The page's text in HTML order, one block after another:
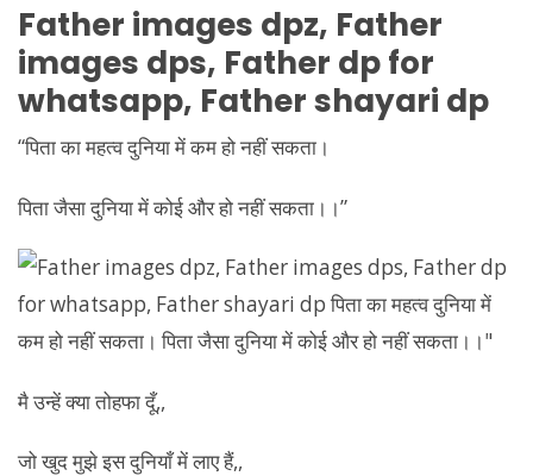
Father images dpz, Father
images dps, Father dp for
whatsapp, Fathershayari dp
“पिता का महत्व दुनिया में कम हो नहीं सकता।
पिता जैसा दुनिया में कोई और हो नहीं सकता।।”
मै उन्हें क्या तोहफा दूँ,,
जो खुद मुझे इस दुनियाँ में लाए हैं,,